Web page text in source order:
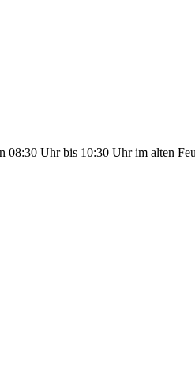
Uhr bis 10:30 Uhr im alten